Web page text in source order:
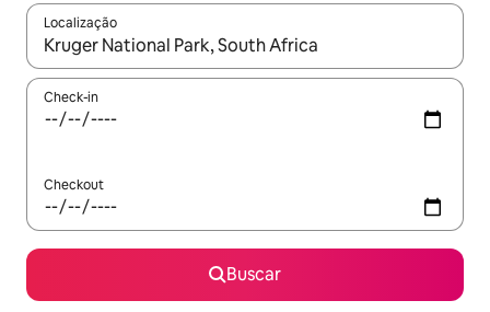
Localização
Quando os resultados estiverem disponíveis, explore-os
Check-in
Checkout
Buscar